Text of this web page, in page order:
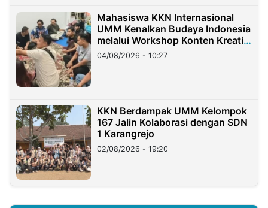
Mahasiswa KKN Internasional
UMM Kenalkan Budaya Indonesia
melalui Workshop Konten Kreatif
di Taiwan
04/08/2026 - 10:27
KKN Berdampak UMM Kelompok
167 Jalin Kolaborasi dengan SDN
1 Karangrejo
02/08/2026 - 19:20